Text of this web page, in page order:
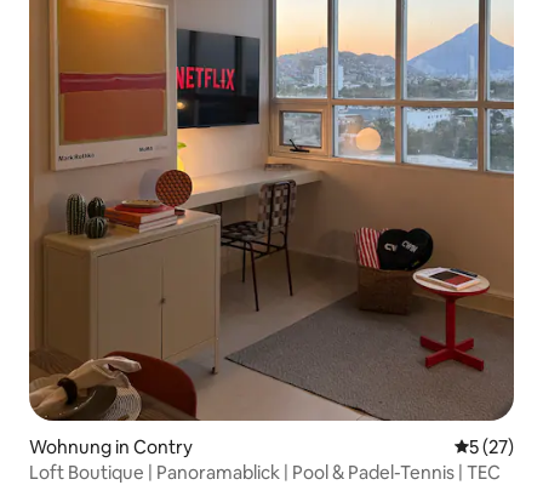
Wohnung in Contry
5 (27)
Loft Boutique | Panoramablick | Pool & Padel-Tennis | TEC